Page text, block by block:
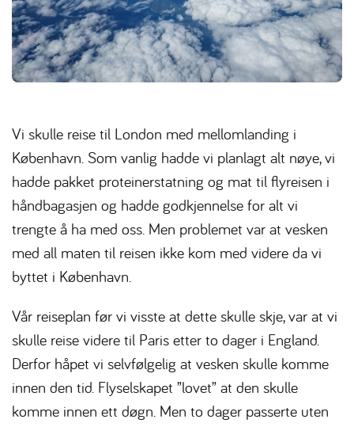
Vi skulle reise til London med mellomlanding i
København. Som vanlig hadde vi planlagt alt nøye, vi
hadde pakket proteinerstatning og mat til flyreisen i
håndbagasjen og hadde godkjennelse for alt vi
trengte å ha med oss. Men problemet var at vesken
med all maten til reisen ikke kom med videre da vi
byttet i København.
Vår reiseplan før vi visste at dette skulle skje, var at vi
skulle reise videre til Paris etter to dager i England.
Derfor håpet vi selvfølgelig at vesken skulle komme
innen den tid. Flyselskapet ”lovet” at den skulle
komme innen ett døgn. Men to dager passerte uten